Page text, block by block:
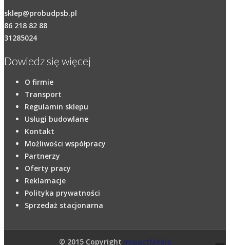
sklep@probudpsb.pl
86 218 82 88
31285024
Dowiedz się więcej
O firmie
Transport
Regulamin sklepu
Usługi budowlane
Kontakt
Możliwości współpracy
Partnerzy
Oferty pracy
Reklamacje
Polityka prywatności
Sprzedaż stacjonarna
© 2015 Copyright ImpactMedia